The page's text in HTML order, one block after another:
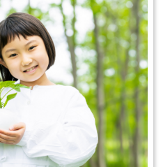
海」帆船課程
共好的生命歷
空間「減法美
課程實現的普特
育如何從知識傳
這些看似「不務